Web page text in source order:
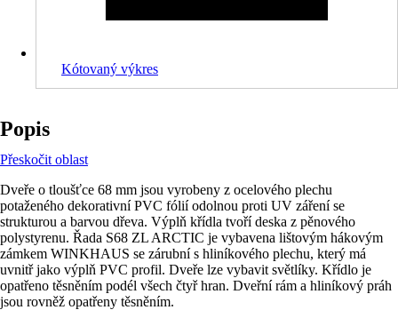
Kótovaný výkres
Popis
Přeskočit oblast
Dveře o tloušťce 68 mm jsou vyrobeny z ocelového plechu
potaženého dekorativní PVC fólií odolnou proti UV záření se
strukturou a barvou dřeva. Výplň křídla tvoří deska z pěnového
polystyrenu. Řada S68 ZL ARCTIC je vybavena lištovým hákovým
zámkem WINKHAUS se zárubní s hliníkového plechu, který má
uvnitř jako výplň PVC profil. Dveře lze vybavit světlíky. Křídlo je
opatřeno těsněním podél všech čtyř hran. Dveřní rám a hliníkový práh
jsou rovněž opatřeny těsněním.